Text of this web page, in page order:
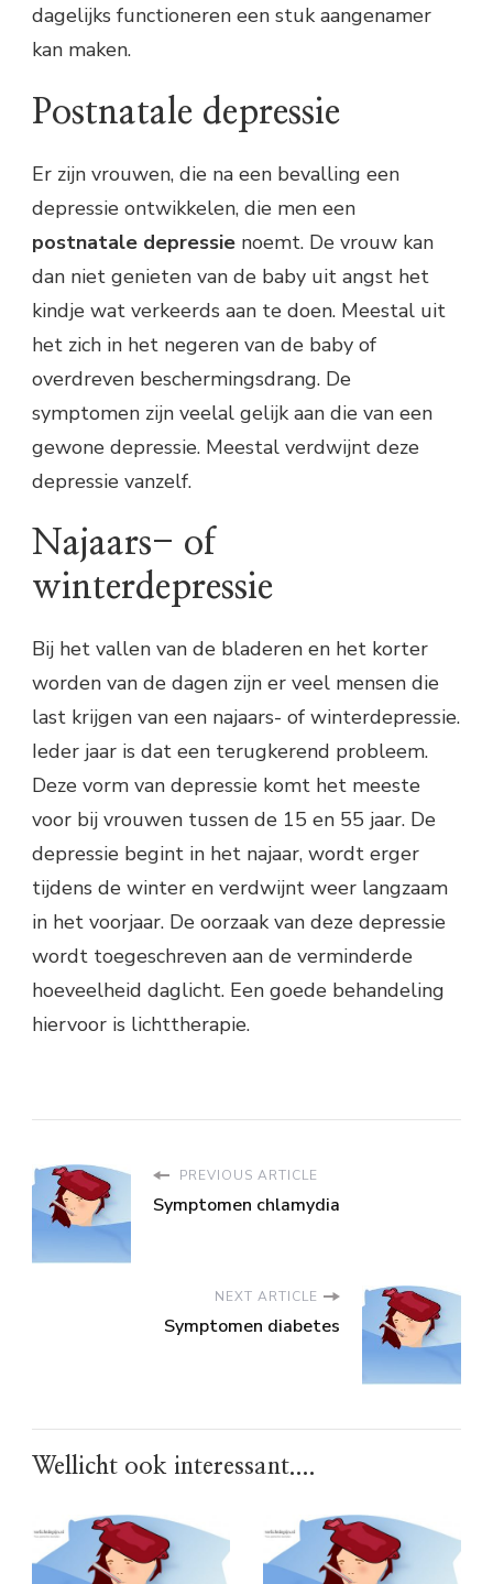
dagelijks functioneren een stuk aangenamer
kan maken.
Postnatale depressie
Er zijn vrouwen, die na een bevalling een
depressie ontwikkelen, die men een
postnatale depressie noemt. De vrouw kan
dan niet genieten van de baby uit angst het
kindje wat verkeerds aan te doen. Meestal uit
het zich in het negeren van de baby of
overdreven beschermingsdrang. De
symptomen zijn veelal gelijk aan die van een
gewone depressie. Meestal verdwijnt deze
depressie vanzelf.
Najaars- of
winterdepressie
Bij het vallen van de bladeren en het korter
worden van de dagen zijn er veel mensen die
last krijgen van een najaars- of winterdepressie.
Ieder jaar is dat een terugkerend probleem.
Deze vorm van depressie komt het meeste
voor bij vrouwen tussen de 15 en 55 jaar. De
depressie begint in het najaar, wordt erger
tijdens de winter en verdwijnt weer langzaam
in het voorjaar. De oorzaak van deze depressie
wordt toegeschreven aan de verminderde
hoeveelheid daglicht. Een goede behandeling
hiervoor is lichttherapie.
PREVIOUS ARTICLE
Symptomen chlamydia
NEXT ARTICLE
Symptomen diabetes
Wellicht ook interessant....